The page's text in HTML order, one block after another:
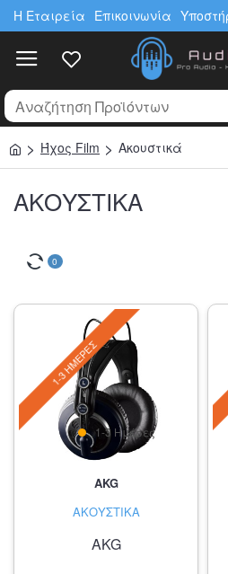
Η Εταιρεία Επικοινωνία
Ήχος Film Ακουστικά
ΑΚΟΥΣΤΙΚΆ
0
1-3 ΗΜΈΡΕΣ
AKG
ΑΚΟΥΣΤΙΚΆ
AKG
1-3 Ημέρες